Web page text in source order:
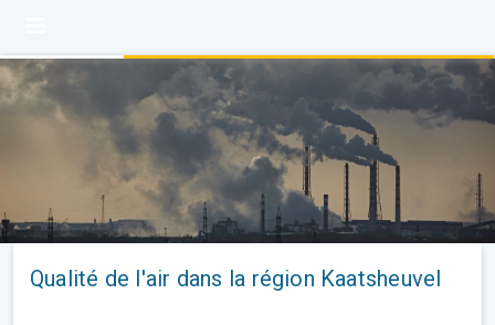
Qualité de l'air dans la région Kaatsheuvel